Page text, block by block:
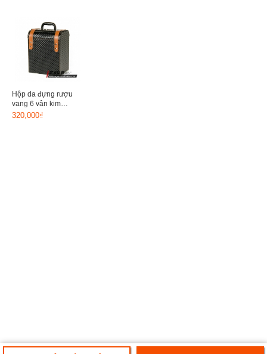
Hộp da đựng rượu
vang 6 vân kim
cương
320,000₫